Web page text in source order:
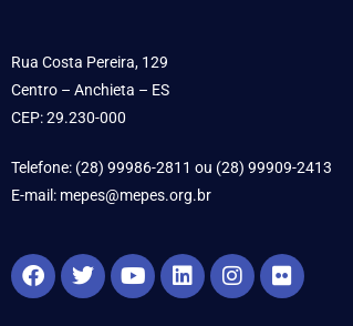
Rua Costa Pereira, 129
Centro – Anchieta – ES
CEP: 29.230-000
Telefone: (28) 99986-2811 ou (28) 99909-2413
E-mail: mepes@mepes.org.br